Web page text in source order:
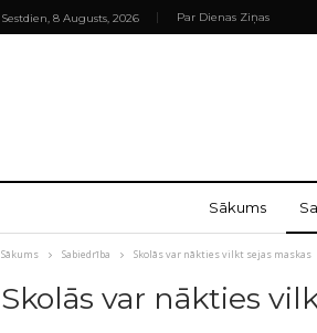
Sestdien, 8 Augusts, 2026 Par Dienas Ziņas
Sākums
Sākums Sabiedrība Skolās var nākties vilkt sejas maskas
Skolās var nākties